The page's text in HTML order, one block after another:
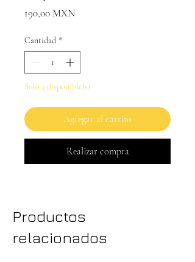
190,00 MXNPrecio
Cantidad *
Solo 4 disponible(s)
Agregar al carrito
Realizar compra
Productos
relacionados